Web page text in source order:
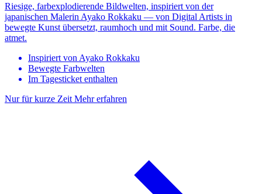
Riesige, farbexplodierende Bildwelten, inspiriert von der
japanischen Malerin Ayako Rokkaku — von Digital Artists in
bewegte Kunst übersetzt, raumhoch und mit Sound. Farbe, die
atmet.
Inspiriert von Ayako Rokkaku
Bewegte Farbwelten
Im Tagesticket enthalten
Nur für kurze Zeit Mehr erfahren